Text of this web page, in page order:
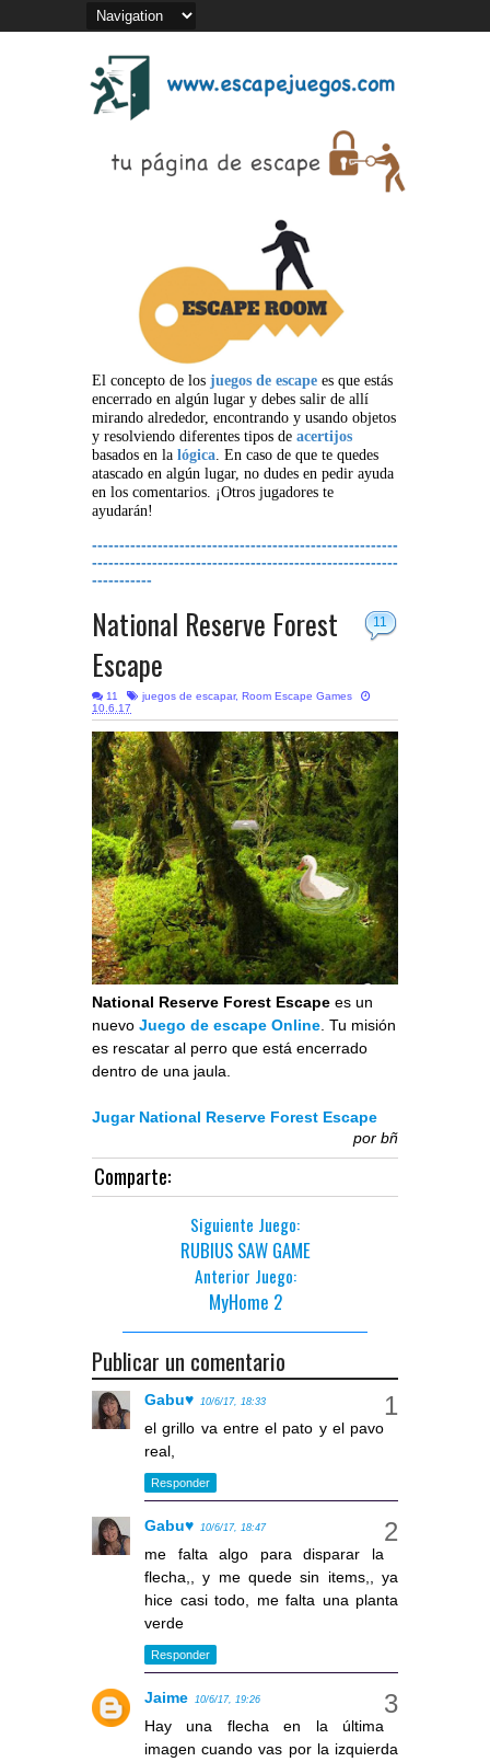
El concepto de los juegos de escape es que estás
encerrado en algún lugar y debes salir de allí
mirando alrededor, encontrando y usando objetos
y resolviendo diferentes tipos de acertijos
basados en la lógica. En caso de que te quedes
atascado en algún lugar, no dudes en pedir ayuda
en los comentarios. ¡Otros jugadores te
ayudarán!
--------------------------------------------------------
--------------------------------------------------------
-----------
11
National Reserve Forest
Escape
11 juegos de escapar, Room Escape Games
10.6.17
National Reserve Forest Escape es un
nuevo Juego de escape Online. Tu misión
es rescatar al perro que está encerrado
dentro de una jaula.
Jugar National Reserve Forest Escape
por bñ
Comparte:
Siguiente Juego:
RUBIUS SAW GAME
Anterior Juego:
MyHome 2
Publicar un comentario
Gabu♥ 10/6/17, 18:33
el grillo va entre el pato y el pavo
real,
Responder
Gabu♥ 10/6/17, 18:47
me falta algo para disparar la
flecha,, y me quede sin items,, ya
hice casi todo, me falta una planta
verde
Responder
Jaime 10/6/17, 19:26
Hay una flecha en la última
imagen cuando vas por la izquierda